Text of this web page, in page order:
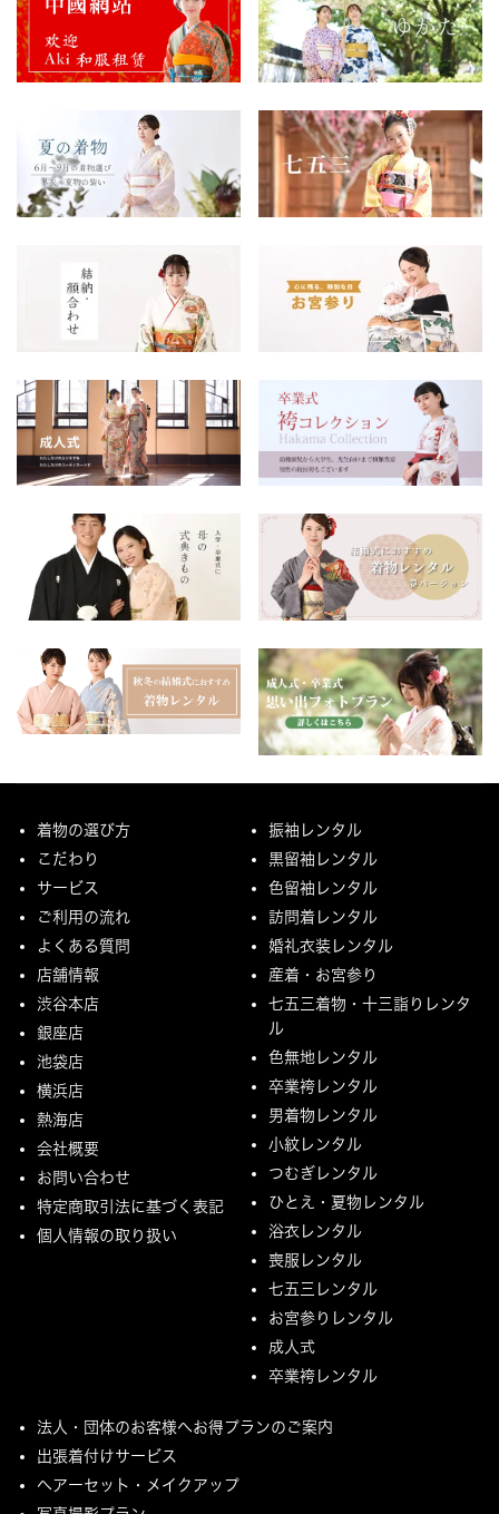
着物の選び方
こだわり
サービス
ご利用の流れ
よくある質問
店舗情報
渋谷本店
銀座店
池袋店
横浜店
熱海店
会社概要
お問い合わせ
特定商取引法に基づく表記
個人情報の取り扱い
振袖レンタル
黒留袖レンタル
色留袖レンタル
訪問着レンタル
婚礼衣装レンタル
産着・お宮参り
七五三着物・十三詣りレンタ
ル
色無地レンタル
卒業袴レンタル
男着物レンタル
小紋レンタル
つむぎレンタル
ひとえ・夏物レンタル
浴衣レンタル
喪服レンタル
七五三レンタル
お宮参りレンタル
成人式
卒業袴レンタル
法人・団体のお客様へお得プランのご案内
出張着付けサービス
ヘアーセット・メイクアップ